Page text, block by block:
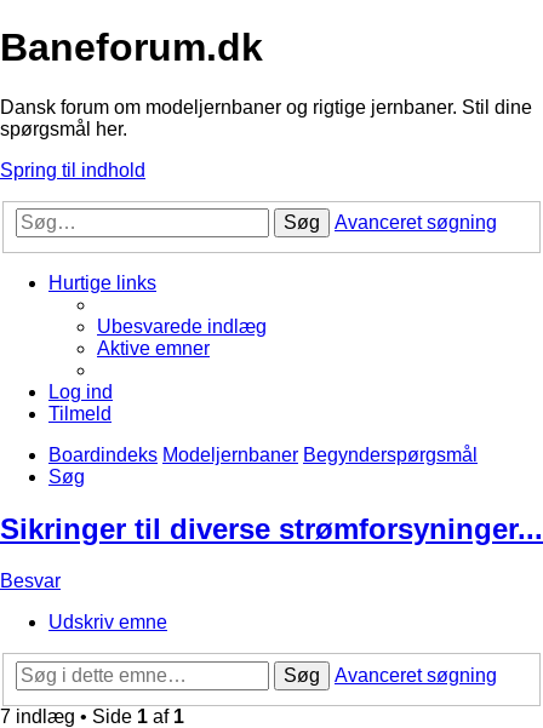
Baneforum.dk
Dansk forum om modeljernbaner og rigtige jernbaner. Stil dine
spørgsmål her.
Spring til indhold
Søg Avanceret søgning
Hurtige links
Ubesvarede indlæg
Aktive emner
Log ind
Tilmeld
Boardindeks Modeljernbaner Begynderspørgsmål
Søg
Sikringer til diverse strømforsyninger...
Besvar
Udskriv emne
Søg
Avanceret søgning
7 indlæg • Side 1 af 1